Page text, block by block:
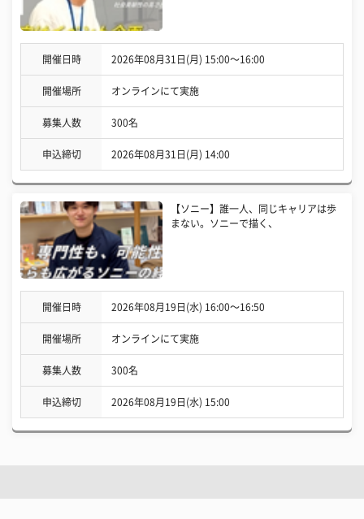
開催日時 2026年08月31日(月) 15:00〜16:00
開催場所 オンラインにて実施
募集人数 300名
申込締切 2026年08月31日(月) 14:00
【ソニー】誰一人、同じキャリアは歩
まない。ソニーで描く、
開催日時 2026年08月19日(水) 16:00〜16:50
開催場所 オンラインにて実施
募集人数 300名
申込締切 2026年08月19日(水) 15:00